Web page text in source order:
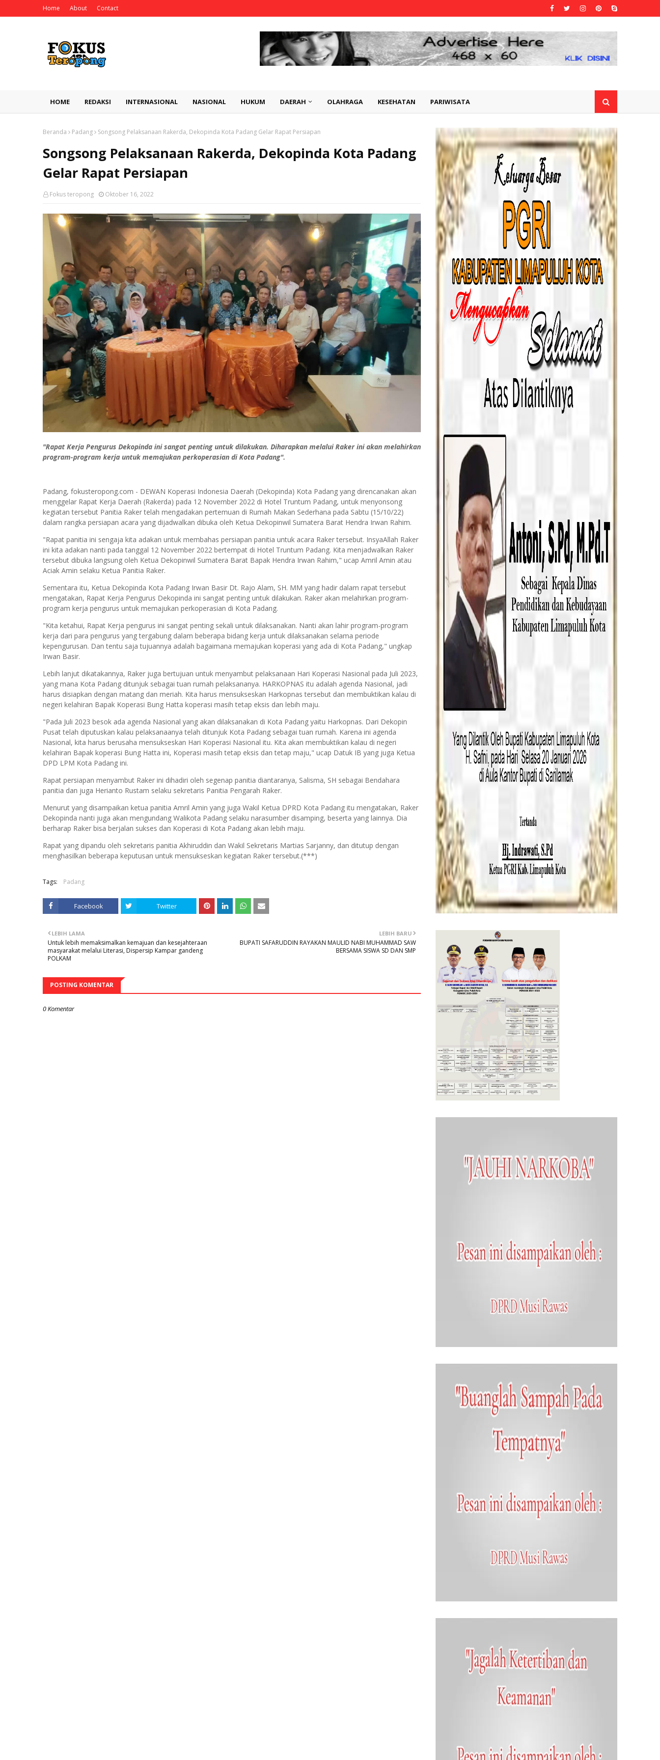
Home About Contact
HOME REDAKSI INTERNASIONAL NASIONAL HUKUM DAERAH OLAHRAGA KESEHATAN PARIWISATA
Beranda Padang Songsong Pelaksanaan Rakerda, Dekopinda Kota Padang Gelar Rapat Persiapan
Songsong Pelaksanaan Rakerda, Dekopinda Kota Padang
Gelar Rapat Persiapan
Fokus teropong Oktober 16, 2022
"Rapat Kerja Pengurus Dekopinda ini sangat penting untuk dilakukan. Diharapkan melalui Raker ini akan melahirkan
program-program kerja untuk memajukan perkoperasian di Kota Padang".
Padang, fokusteropong.com - DEWAN Koperasi Indonesia Daerah (Dekopinda) Kota Padang yang direncanakan akan
menggelar Rapat Kerja Daerah (Rakerda) pada 12 November 2022 di Hotel Truntum Padang, untuk menyonsong
kegiatan tersebut Panitia Raker telah mengadakan pertemuan di Rumah Makan Sederhana pada Sabtu (15/10/22)
dalam rangka persiapan acara yang dijadwalkan dibuka oleh Ketua Dekopinwil Sumatera Barat Hendra Irwan Rahim.
"Rapat panitia ini sengaja kita adakan untuk membahas persiapan panitia untuk acara Raker tersebut. InsyaAllah Raker
ini kita adakan nanti pada tanggal 12 November 2022 bertempat di Hotel Truntum Padang. Kita menjadwalkan Raker
tersebut dibuka langsung oleh Ketua Dekopinwil Sumatera Barat Bapak Hendra Irwan Rahim," ucap Amril Amin atau
Aciak Amin selaku Ketua Panitia Raker.
Sementara itu, Ketua Dekopinda Kota Padang Irwan Basir Dt. Rajo Alam, SH. MM yang hadir dalam rapat tersebut
mengatakan, Rapat Kerja Pengurus Dekopinda ini sangat penting untuk dilakukan. Raker akan melahirkan program-
program kerja pengurus untuk memajukan perkoperasian di Kota Padang.
"Kita ketahui, Rapat Kerja pengurus ini sangat penting sekali untuk dilaksanakan. Nanti akan lahir program-program
kerja dari para pengurus yang tergabung dalam beberapa bidang kerja untuk dilaksanakan selama periode
kepengurusan. Dan tentu saja tujuannya adalah bagaimana memajukan koperasi yang ada di Kota Padang," ungkap
Irwan Basir.
Lebih lanjut dikatakannya, Raker juga bertujuan untuk menyambut pelaksanaan Hari Koperasi Nasional pada Juli 2023,
yang mana Kota Padang ditunjuk sebagai tuan rumah pelaksananya. HARKOPNAS itu adalah agenda Nasional, jadi
harus disiapkan dengan matang dan meriah. Kita harus mensukseskan Harkopnas tersebut dan membuktikan kalau di
negeri kelahiran Bapak Koperasi Bung Hatta koperasi masih tetap eksis dan lebih maju.
"Pada Juli 2023 besok ada agenda Nasional yang akan dilaksanakan di Kota Padang yaitu Harkopnas. Dari Dekopin
Pusat telah diputuskan kalau pelaksanaanya telah ditunjuk Kota Padang sebagai tuan rumah. Karena ini agenda
Nasional, kita harus berusaha mensukseskan Hari Koperasi Nasional itu. Kita akan membuktikan kalau di negeri
kelahiran Bapak koperasi Bung Hatta ini, Koperasi masih tetap eksis dan tetap maju," ucap Datuk IB yang juga Ketua
DPD LPM Kota Padang ini.
Rapat persiapan menyambut Raker ini dihadiri oleh segenap panitia diantaranya, Salisma, SH sebagai Bendahara
panitia dan juga Herianto Rustam selaku sekretaris Panitia Pengarah Raker.
Menurut yang disampaikan ketua panitia Amril Amin yang juga Wakil Ketua DPRD Kota Padang itu mengatakan, Raker
Dekopinda nanti juga akan mengundang Walikota Padang selaku narasumber disamping, beserta yang lainnya. Dia
berharap Raker bisa berjalan sukses dan Koperasi di Kota Padang akan lebih maju.
Rapat yang dipandu oleh sekretaris panitia Akhiruddin dan Wakil Sekretaris Martias Sarjanny, dan ditutup dengan
menghasilkan beberapa keputusan untuk mensukseskan kegiatan Raker tersebut.(***)
Tags: Padang
Facebook Twitter
LEBIH BARU
BUPATI SAFARUDDIN RAYAKAN MAULID NABI MUHAMMAD SAW
BERSAMA SISWA SD DAN SMP
LEBIH LAMA
Untuk lebih memaksimalkan kemajuan dan kesejahteraan
masyarakat melalui Literasi, Dispersip Kampar gandeng
POLKAM
POSTING KOMENTAR
0 Komentar